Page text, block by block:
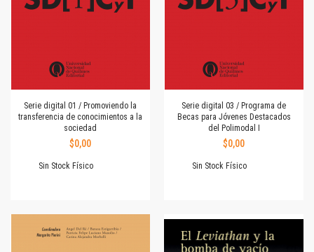
Serie digital 01 / Promoviendo la
transferencia de conocimientos a la
sociedad
$0,00
Sin Stock Físico
Serie digital 03 / Programa de
Becas para Jóvenes Destacados
del Polimodal I
$0,00
Sin Stock Físico